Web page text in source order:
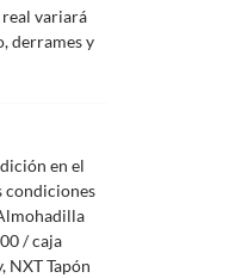
variará
derrames y
en el
condiciones
/ caja
NXT Tapón